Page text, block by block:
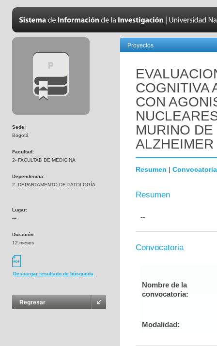
Sede:
Bogotá
Facultad:
2- FACULTAD DE MEDICINA
Dependencia:
2- DEPARTAMENTO DE PATOLOGÍA
Lugar:
---
Duración:
12 meses
Descargar resultado de búsqueda
Regresar
Proyectos
COGNITIVA
CON
MURINO
Resumen | Convocatoria
Resumen
--
Convocatoria
Nombre de la
convocatoria:
Modalidad: